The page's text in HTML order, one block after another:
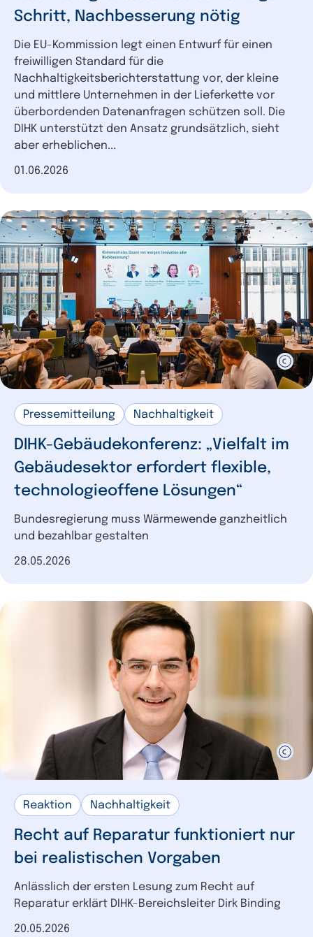
Schritt, Nachbesserung nötig
Die EU-Kommission legt einen Entwurf für einen
freiwilligen Standard für die
Nachhaltigkeitsberichterstattung vor, der kleine
und mittlere Unternehmen in der Lieferkette vor
überbordenden Datenanfragen schützen soll. Die
DIHK unterstützt den Ansatz grundsätzlich, sieht
aber erheblichen...
Datum der Veröffentlichung
01.06.2026
Pressemitteilung Nachhaltigkeit
DIHK-Gebäudekonferenz: „Vielfalt im
Gebäudesektor erfordert flexible,
technologieoffene Lösungen“
Bundesregierung muss Wärmewende ganzheitlich
und bezahlbar gestalten
Datum der Veröffentlichung
28.05.2026
Reaktion Nachhaltigkeit
Recht auf Reparatur funktioniert nur
bei realistischen Vorgaben
Anlässlich der ersten Lesung zum Recht auf
Reparatur erklärt DIHK-Bereichsleiter Dirk Binding
Datum der Veröffentlichung
20.05.2026